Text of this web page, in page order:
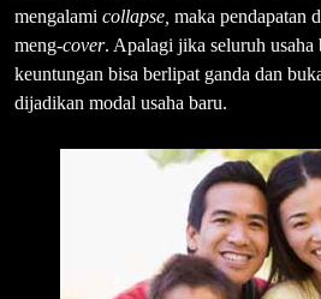
mengalami collapse, maka pendapatan
meng-cover. Apalagi jika seluruh usaha
keuntungan bisa berlipat ganda dan
dijadikan modal usaha baru.